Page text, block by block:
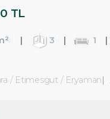
TL
3
1
/ Etimesgut/ Eryaman